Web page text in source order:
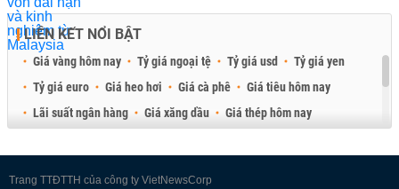
LIÊN KẾT NỔI BẬT
Giá vàng hôm nay Tỷ giá ngoại tệ Tỷ giá usd
Tỷ giá yen
Tỷ giá euro
Giá heo hơi Giá cà phê
Giá tiêu hôm nay
Lãi suất ngân hàng
Giá xăng dầu
Giá thép hôm nay
Trang TTĐTTH của công ty VietNewsCorp